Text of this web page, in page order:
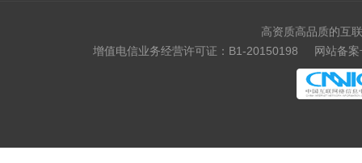
高资质高品质的互
增值电信业务经营许可证：B1-20150198
网站备